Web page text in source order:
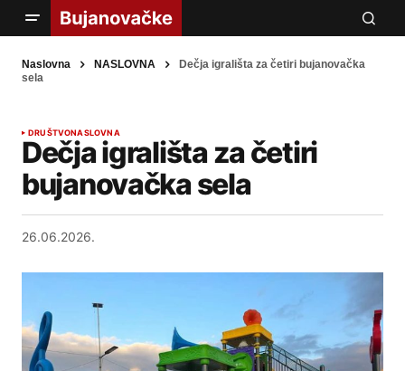
Naslovna NASLOVNA
Dečja igrališta za četiri bujanovačka
sela
DRUŠTVONASLOVNA
Dečja igrališta za četiri
bujanovačka sela
26.06.2026.